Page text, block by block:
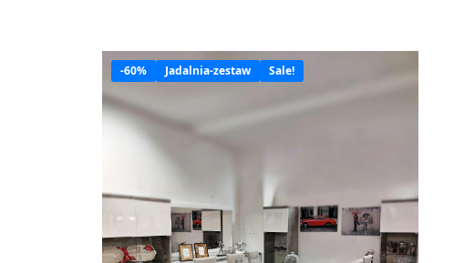
-60% Jadalnia-zestaw Sale!